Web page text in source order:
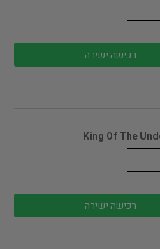
רכישה ישירה
King Of The
רכישה ישירה